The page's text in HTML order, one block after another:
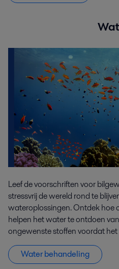
Leef de voorschriften voor
stressvrij de wereld rond te
wateroplossingen. Ontdek hoe
helpen het water te ontdoen
ongewenste stoffen voordat
Water behandeling